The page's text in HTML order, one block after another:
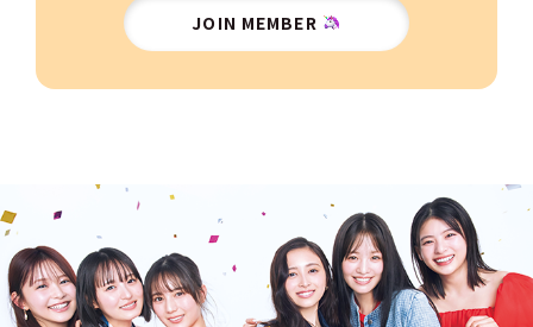
JOIN MEMBER